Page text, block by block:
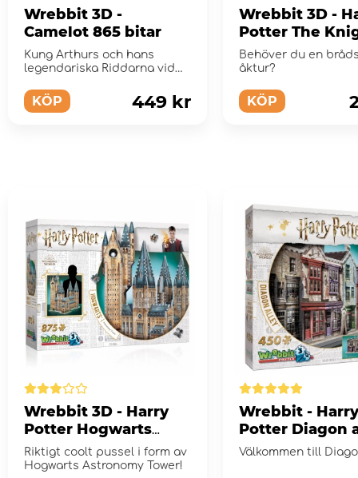
Wrebbit 3D -
Camelot 865 bitar
Kung Arthurs och hans
legendariska Riddarna vid
epicentret...
KÖP 449 kr
Wrebbit 3D -
Potter The
Bus 130 Bitar
Behöver du en
åktur?
KÖP
Wrebbit 3D - Harry
Potter Hogwarts
Astronomy Tower
875 Bitar
Riktigt coolt pussel i form av
Hogwarts Astronomy Tower!
Wrebbit - Harry
Potter Diagon
Välkommen till